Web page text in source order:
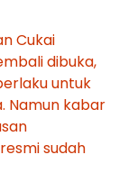
Cukai
dibuka,
untuk
Namun kabar
sudah